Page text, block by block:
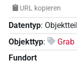
URL kopieren
Datentyp: Objektteil
Objekttyp:
Grab
Fundort